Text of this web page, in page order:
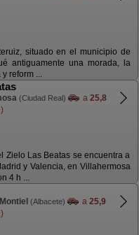
situado en el municipio de
antiguamente una morada, la
reform ...
(Ciudad Real) a 25,8
Zielo Las Beatas se encuentra a
y Valencia, en Villahermosa
4 h ...
(Albacete) a 25,9